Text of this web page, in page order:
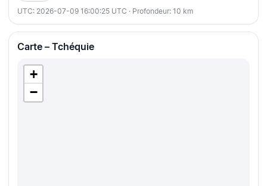
UTC: 2026-07-09 16:00:25 UTC · Profondeur: 10 km
Carte – Tchéquie
+
−